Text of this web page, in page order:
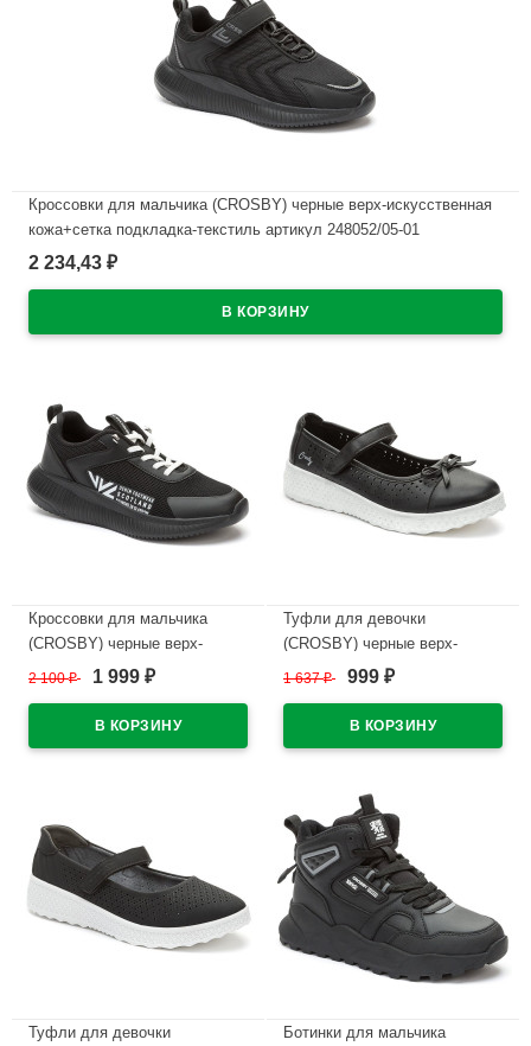
Кроссовки для мальчика (CROSBY) черные верх-искусственная
кожа+сетка подкладка-текстиль артикул 248052/05-01
В наличии
2 234,43 ₽
Кроссовки для мальчика
(CROSBY) черные верх-
искусственная кожа+сетка
248052/04-02
2 100₽ 1 999 ₽
Туфли для девочки
(CROSBY) черные верх-
искусственный нубук
размерный ряд 33-38
арт.248002/06-03
1 637₽ 999 ₽
Туфли для девочки
Ботинки для мальчика